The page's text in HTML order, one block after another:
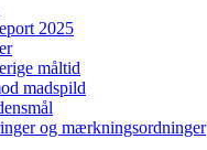
2025
måltid
madspild
og mærkningsordninger